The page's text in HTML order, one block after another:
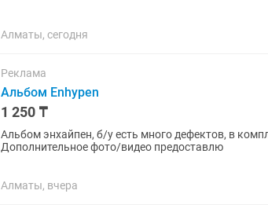
Алматы, сегодня
Реклама
Альбом Enhypen
1 250 ₸
Альбом энхайпен, б/у есть много дефектов, в
Дополнительное фото/видео предоставлю
Алматы, вчера